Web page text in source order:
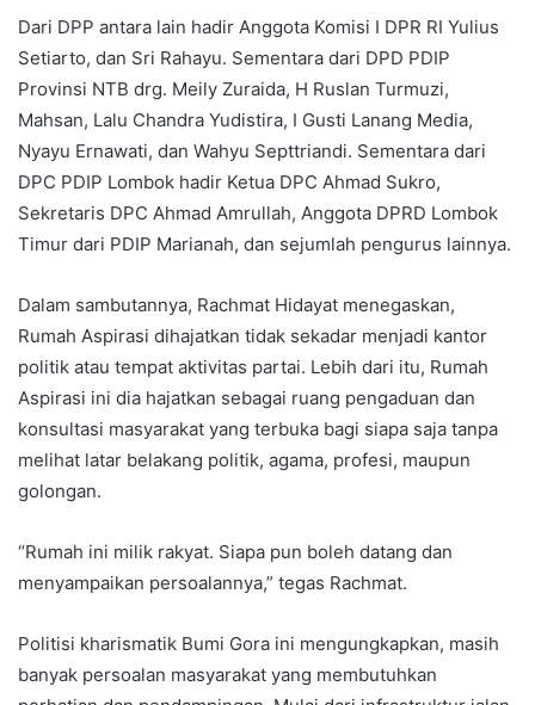
Dari DPP antara lain hadir Anggota Komisi I DPR RI Yulius
Setiarto, dan Sri Rahayu. Sementara dari DPD PDIP
Provinsi NTB drg. Meily Zuraida, H Ruslan Turmuzi,
Mahsan, Lalu Chandra Yudistira, I Gusti Lanang Media,
Nyayu Ernawati, dan Wahyu Septtriandi. Sementara dari
DPC PDIP Lombok hadir Ketua DPC Ahmad Sukro,
Sekretaris DPC Ahmad Amrullah, Anggota DPRD Lombok
Timur dari PDIP Marianah, dan sejumlah pengurus lainnya.
Dalam sambutannya, Rachmat Hidayat menegaskan,
Rumah Aspirasi dihajatkan tidak sekadar menjadi kantor
politik atau tempat aktivitas partai. Lebih dari itu, Rumah
Aspirasi ini dia hajatkan sebagai ruang pengaduan dan
konsultasi masyarakat yang terbuka bagi siapa saja tanpa
melihat latar belakang politik, agama, profesi, maupun
golongan.
“Rumah ini milik rakyat. Siapa pun boleh datang dan
menyampaikan persoalannya,” tegas Rachmat.
Politisi kharismatik Bumi Gora ini mengungkapkan, masih
banyak persoalan masyarakat yang membutuhkan